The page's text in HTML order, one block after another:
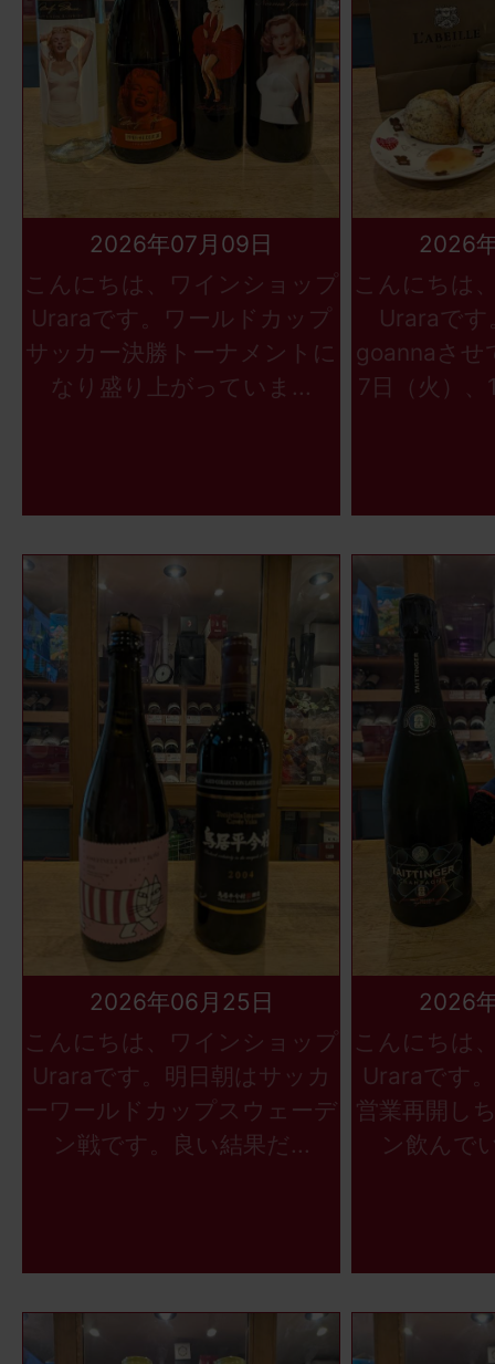
2026年07月09日
こんにちは、ワインショップ
Uraraです。ワールドカップ
サッカー決勝トーナメントに
なり盛り上がっていま...
2026
こんにちは
Uraraです
goannaさせ
7日（火）
2026年06月25日
こんにちは、ワインショップ
Uraraです。明日朝はサッカ
ーワールドカップスウェーデ
ン戦です。良い結果だ...
2026
こんにちは
Uraraです
営業再開し
ン飲んで